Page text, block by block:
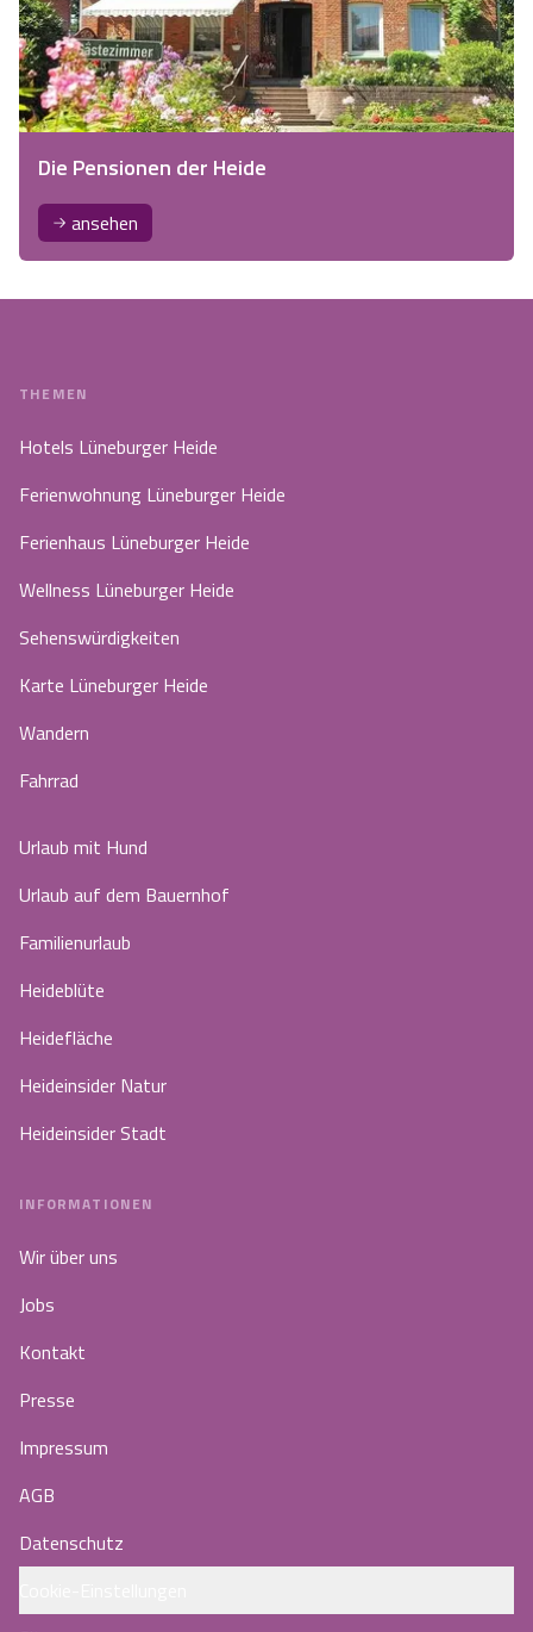
Die Pensionen der Heide
ansehen
THEMEN
Hotels Lüneburger Heide
Ferienwohnung Lüneburger Heide
Ferienhaus Lüneburger Heide
Wellness Lüneburger Heide
Sehenswürdigkeiten
Karte Lüneburger Heide
Wandern
Fahrrad
Urlaub mit Hund
Urlaub auf dem Bauernhof
Familienurlaub
Heideblüte
Heidefläche
Heideinsider Natur
Heideinsider Stadt
INFORMATIONEN
Wir über uns
Jobs
Kontakt
Presse
Impressum
AGB
Datenschutz